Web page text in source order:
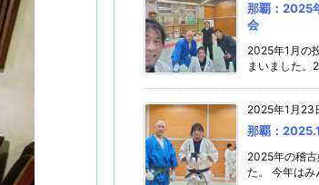
那覇：2025
会
2025年1月の
まいました。
2025年1月23
那覇：
2025年の稽
た。 今年はみ